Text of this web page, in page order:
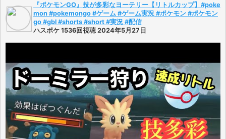
『ポケモンGO』技が多彩なヨーテリー【リトルカップ】#poke
mon #pokemongo #ゲーム #ゲーム実況 #ポケモン #ポケモン
go #gbl #shorts #short #実況 #配信
ハスポケ 1536回視聴 2024年5月27日